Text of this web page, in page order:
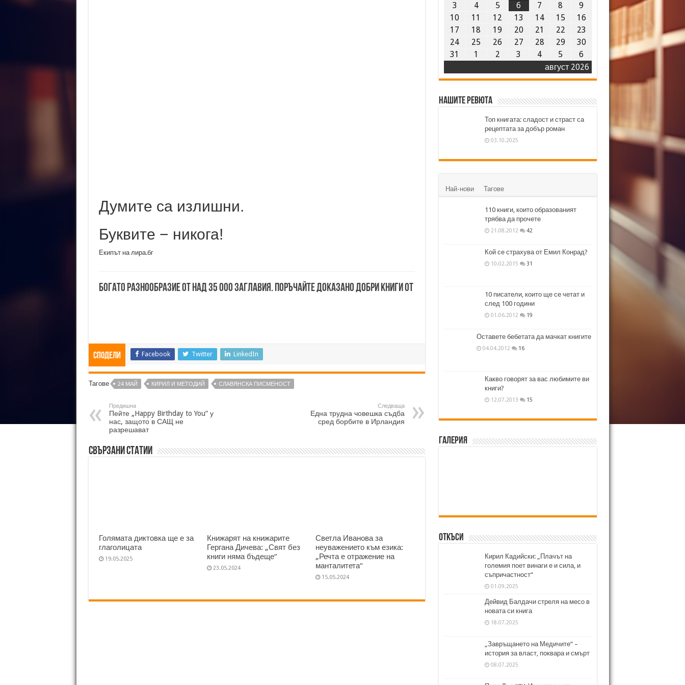
Думите са излишни.
Буквите − никога!
Екипът на лира.бг
Богато разнообразие от над 35 000 заглавия. Поръчайте доказано добри книги от
Сподели Facebook Twitter LinkedIn
Тагове 24 МАЙ КИРИЛ И МЕТОДИЙ СЛАВЯНСКА ПИСМЕНОСТ
Предишна
Пейте „Happy Birthday to You“ у
нас, защото в САЩ не
разрешават
Следваща
Една трудна човешка съдба
сред борбите в Ирландия
Свързани статии
Голямата диктовка ще е за
глаголицата
19.05.2025
Книжарят на книжарите
Гергана Дичева: „Свят без
книги няма бъдеще“
23.05.2024
Светла Иванова за
неуважението към езика:
„Речта е отражение на
манталитета“
15.05.2024
август 2026
3
4 5 6 7 8
9
10
11 12 13 14 15
16
17
18 19 20 21 22
23
24
25 26 27 28 29
30
31
1 2 3 4 5 6
Нашите ревюта
Топ книгата: сладост и страст са
рецептата за добър роман
03.10.2025
Най-нови Тагове
110 книги, които образованият
трябва да прочете
21.08.2012 42
Кой се страхува от Емил Конрад?
10.02.2015 31
10 писатели, които ще се четат и
след 100 години
01.06.2012 19
Оставете бебетата да мачкат книгите
04.04.2012 16
Какво говорят за вас любимите ви
книги?
12.07.2013 15
Галерия
Откъси
Кирил Кадийски: „Плачът на
големия поет винаги е и сила, и
съпричастност“
01.09.2025
Дейвид Балдачи стреля на месо в
новата си книга
18.07.2025
„Завръщането на Медичите“ –
история за власт, поквара и смърт
08.07.2025